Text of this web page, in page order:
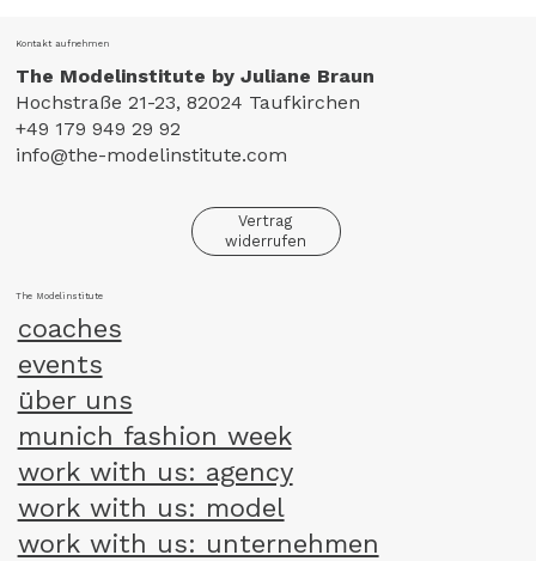
Kontakt aufnehmen
The Modelinstitute by Juliane Braun
Hochstraße 21-23, 82024 Taufkirchen
+49 179 949 29 92
info@the-modelinstitute.com
Vertrag
widerrufen
The Modelinstitute
coaches
events
über uns
munich fashion week
work with us: agency
work with us: model
work with us: unternehmen